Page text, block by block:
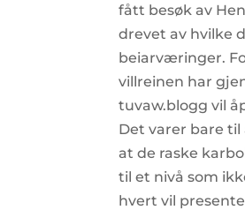
fått besøk av
drevet av hvilke
beiarværinger.
villreinen har
tuvaw.blogg vil
Det varer bare
at de raske
til et nivå som
hvert vil